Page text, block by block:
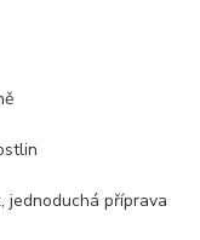
jednoduchá příprava